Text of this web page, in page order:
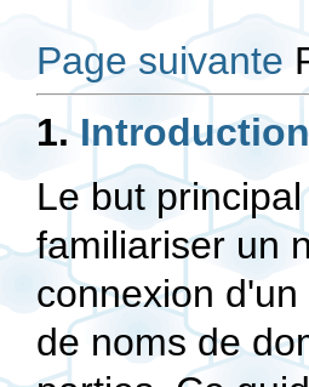
Page suivante
1. Introduction
Le but
familiariser un
connexion
de noms de